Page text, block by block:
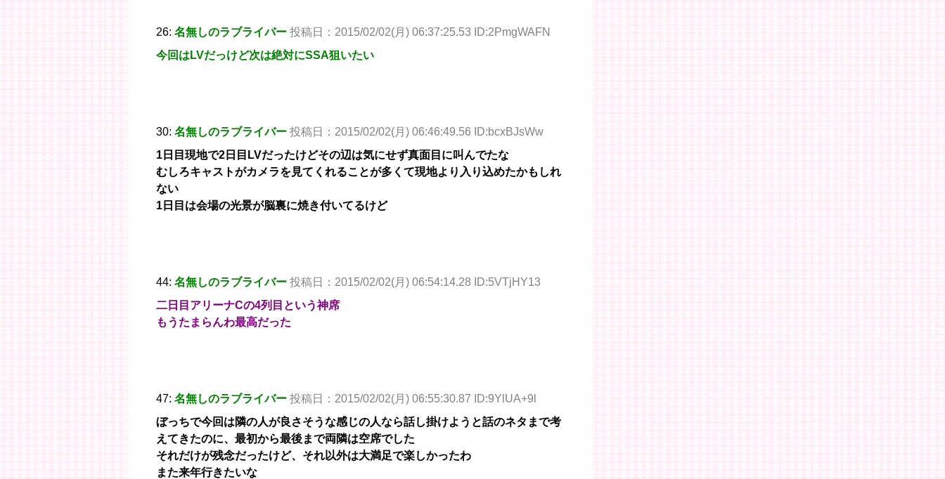
26: 名無しのラブライバー 投稿日：2015/02/02(月) 06:37:25.53 ID:2PmgWAFN
今回はLVだっけど次は絶対にSSA狙いたい
30: 名無しのラブライバー 投稿日：2015/02/02(月) 06:46:49.56 ID:bcxBJsWw
1日目現地で2日目LVだったけどその辺は気にせず真面目に叫んでたな
むしろキャストがカメラを見てくれることが多くて現地より入り込めたかもしれ
ない
1日目は会場の光景が脳裏に焼き付いてるけど
44: 名無しのラブライバー 投稿日：2015/02/02(月) 06:54:14.28 ID:5VTjHY13
二日目アリーナCの4列目という神席
もうたまらんわ最高だった
47: 名無しのラブライバー 投稿日：2015/02/02(月) 06:55:30.87 ID:9YlUA+9l
ぼっちで今回は隣の人が良さそうな感じの人なら話し掛けようと話のネタまで考
えてきたのに、最初から最後まで両隣は空席でした
それだけが残念だったけど、それ以外は大満足で楽しかったわ
また来年行きたいな